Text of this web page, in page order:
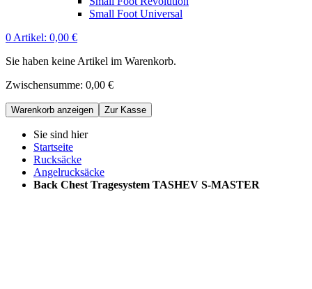
Small Foot Universal
0 Artikel: 0,00 €
Sie haben keine Artikel im Warenkorb.
Zwischensumme: 0,00 €
Warenkorb anzeigen Zur Kasse
Sie sind hier
Startseite
Rucksäcke
Angelrucksäcke
Back Chest Tragesystem TASHEV S-MASTER